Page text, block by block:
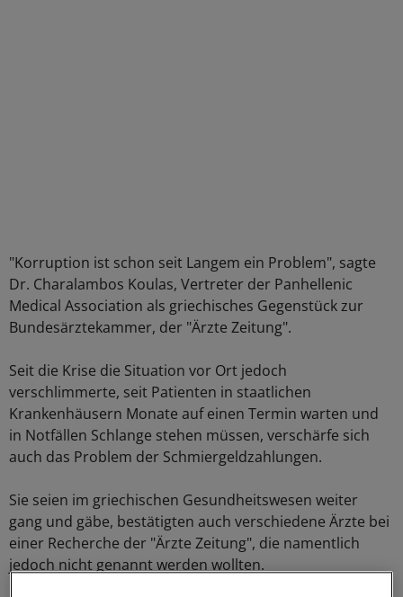
"Korruption ist schon seit Langem ein Problem", sagte
Dr. Charalambos Koulas, Vertreter der Panhellenic
Medical Association als griechisches Gegenstück zur
Bundesärztekammer, der "Ärzte Zeitung".
Seit die Krise die Situation vor Ort jedoch
verschlimmerte, seit Patienten in staatlichen
Krankenhäusern Monate auf einen Termin warten und
in Notfällen Schlange stehen müssen, verschärfe sich
auch das Problem der Schmiergeldzahlungen.
Sie seien im griechischen Gesundheitswesen weiter
gang und gäbe, bestätigten auch verschiedene Ärzte bei
einer Recherche der "Ärzte Zeitung", die namentlich
jedoch nicht genannt werden wollten.